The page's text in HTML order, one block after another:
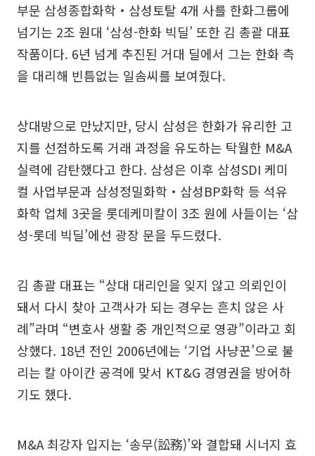
부문 삼성종합화학‧삼성토탈 4개 사를 한화그룹에
넘기는 2조 원대 ‘삼성-한화 빅딜’ 또한 김 총괄 대표
작품이다. 6년 넘게 추진된 거대 딜에서 그는 한화 측
을 대리해 빈틈없는 일솜씨를 보여줬다.
상대방으로 만났지만, 당시 삼성은 한화가 유리한 고
지를 선점하도록 거래 과정을 유도하는 탁월한 M&A
실력에 감탄했다고 한다. 삼성은 이후 삼성SDI 케미
컬 사업부문과 삼성정밀화학‧삼성BP화학 등 석유
화학 업체 3곳을 롯데케미칼이 3조 원에 사들이는 ‘삼
성-롯데 빅딜’에선 광장 문을 두드렸다.
김 총괄 대표는 “상대 대리인을 잊지 않고 의뢰인이
돼서 다시 찾아 고객사가 되는 경우는 흔치 않은 사
례”라며 “변호사 생활 중 개인적으로 영광”이라고 회
상했다. 18년 전인 2006년에는 ‘기업 사냥꾼’으로 불
리는 칼 아이칸 공격에 맞서 KT&G 경영권을 방어하
기도 했다.
M&A 최강자 입지는 ‘송무(訟務)’와 결합돼 시너지 효